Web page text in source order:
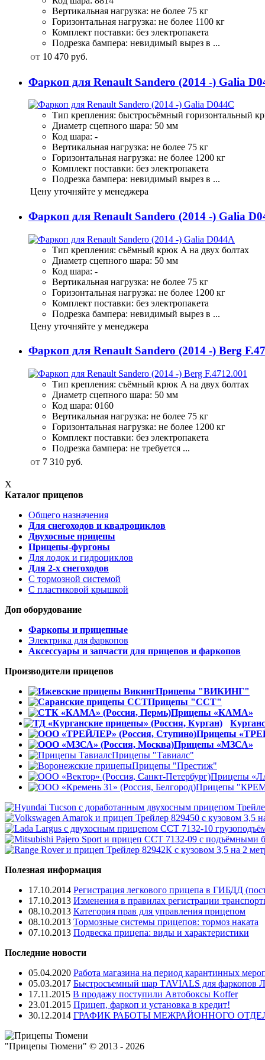
Вертикальная нагрузка: не более 75 кг
Горизонтальная нагрузка: не более 1100 кг
Комплект поставки: без электропакета
Подрезка бампера: невидимый вырез в ...
от 10 470 руб.
Фаркоп для Renault Sandero (2014 -) Galia
Тип крепления: быстросъёмный горизонтальный
Диаметр сцепного шара: 50 мм
Код шара: -
Вертикальная нагрузка: не более 75 кг
Горизонтальная нагрузка: не более 1200 кг
Комплект поставки: без электропакета
Подрезка бампера: невидимый вырез в ...
Цену уточняйте у менеджера
Фаркоп для Renault Sandero (2014 -) Galia
Тип крепления: съёмный крюк A на двух болтах
Диаметр сцепного шара: 50 мм
Код шара: -
Вертикальная нагрузка: не более 75 кг
Горизонтальная нагрузка: не более 1200 кг
Комплект поставки: без электропакета
Подрезка бампера: невидимый вырез в ...
Цену уточняйте у менеджера
Фаркоп для Renault Sandero (2014 -) Berg
Тип крепления: съёмный крюк A на двух болтах
Диаметр сцепного шара: 50 мм
Код шара: 0160
Вертикальная нагрузка: не более 75 кг
Горизонтальная нагрузка: не более 1200 кг
Комплект поставки: без электропакета
Подрезка бампера: не требуется ...
от 7 310 руб.
X
Каталог прицепов
Общего назначения
Для снегоходов и квадроциклов
Двухосные прицепы
Прицепы-фургоны
Для лодок и гидроциклов
Для 2-х снегоходов
С тормозной системой
С пластиковой крышкой
Доп оборудование
Фаркопы и прицепные
Электрика для фаркопов
Аксессуары и запчасти для прицепов и фаркопов
Производители прицепов
Прицепы "ВИКИНГ"
Прицепы "ССТ"
Прицепы «КАМА»
Прицепы
Прицепы «МЗСА»
Прицепы "Тавиалс"
Прицепы "Престиж"
Прицепы
Прицепы
Полезная информация
17.10.2014 Регистрация легкового прицепа в ГИБДД
17.10.2013 Изменения в правилах регистрации
08.10.2013 Категория прав для управления прицепом
08.10.2013 Тормозные системы прицепов: тормоз наката
07.10.2013 Подвеска прицепа: виды и характеристики
Последние новости
05.04.2020 Работа магазина на период карантинных
05.03.2017 Быстросъемный шар ТAVIALS для фаркопов
17.11.2015 В продажу поступили Автобоксы Koffer
23.01.2015 Прицеп, фаркоп и установка в кредит!
30.12.2014 ГРАФИК РАБОТЫ МЕЖРАЙОННОГО
"Прицепы Тюмени" © 2013 - 2026